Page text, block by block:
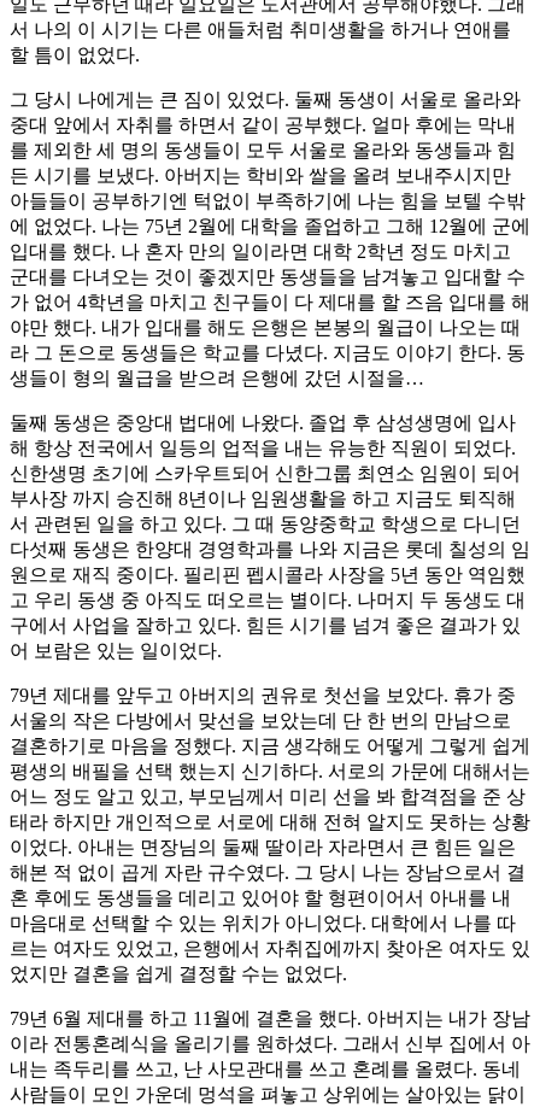
일도 근무하던 때라 일요일은 도서관에서 공부해야했다. 그래
서 나의 이 시기는 다른 애들처럼 취미생활을 하거나 연애를
할 틈이 없었다.
그 당시 나에게는 큰 짐이 있었다. 둘째 동생이 서울로 올라와
중대 앞에서 자취를 하면서 같이 공부했다. 얼마 후에는 막내
를 제외한 세 명의 동생들이 모두 서울로 올라와 동생들과 힘
든 시기를 보냈다. 아버지는 학비와 쌀을 올려 보내주시지만
아들들이 공부하기엔 턱없이 부족하기에 나는 힘을 보텔 수밖
에 없었다. 나는 75년 2월에 대학을 졸업하고 그해 12월에 군에
입대를 했다. 나 혼자 만의 일이라면 대학 2학년 정도 마치고
군대를 다녀오는 것이 좋겠지만 동생들을 남겨놓고 입대할 수
가 없어 4학년을 마치고 친구들이 다 제대를 할 즈음 입대를 해
야만 했다. 내가 입대를 해도 은행은 본봉의 월급이 나오는 때
라 그 돈으로 동생들은 학교를 다녔다. 지금도 이야기 한다. 동
생들이 형의 월급을 받으려 은행에 갔던 시절을…
둘째 동생은 중앙대 법대에 나왔다. 졸업 후 삼성생명에 입사
해 항상 전국에서 일등의 업적을 내는 유능한 직원이 되었다.
신한생명 초기에 스카우트되어 신한그룹 최연소 임원이 되어
부사장 까지 승진해 8년이나 임원생활을 하고 지금도 퇴직해
서 관련된 일을 하고 있다. 그 때 동양중학교 학생으로 다니던
다섯째 동생은 한양대 경영학과를 나와 지금은 롯데 칠성의 임
원으로 재직 중이다. 필리핀 펩시콜라 사장을 5년 동안 역임했
고 우리 동생 중 아직도 떠오르는 별이다. 나머지 두 동생도 대
구에서 사업을 잘하고 있다. 힘든 시기를 넘겨 좋은 결과가 있
어 보람은 있는 일이었다.
79년 제대를 앞두고 아버지의 권유로 첫선을 보았다. 휴가 중
서울의 작은 다방에서 맞선을 보았는데 단 한 번의 만남으로
결혼하기로 마음을 정했다. 지금 생각해도 어떻게 그렇게 쉽게
평생의 배필을 선택 했는지 신기하다. 서로의 가문에 대해서는
어느 정도 알고 있고, 부모님께서 미리 선을 봐 합격점을 준 상
태라 하지만 개인적으로 서로에 대해 전혀 알지도 못하는 상황
이었다. 아내는 면장님의 둘째 딸이라 자라면서 큰 힘든 일은
해본 적 없이 곱게 자란 규수였다. 그 당시 나는 장남으로서 결
혼 후에도 동생들을 데리고 있어야 할 형편이어서 아내를 내
마음대로 선택할 수 있는 위치가 아니었다. 대학에서 나를 따
르는 여자도 있었고, 은행에서 자취집에까지 찾아온 여자도 있
었지만 결혼을 쉽게 결정할 수는 없었다.
79년 6월 제대를 하고 11월에 결혼을 했다. 아버지는 내가 장남
이라 전통혼례식을 올리기를 원하셨다. 그래서 신부 집에서 아
내는 족두리를 쓰고, 난 사모관대를 쓰고 혼례를 올렸다. 동네
사람들이 모인 가운데 멍석을 펴놓고 상위에는 살아있는 닭이